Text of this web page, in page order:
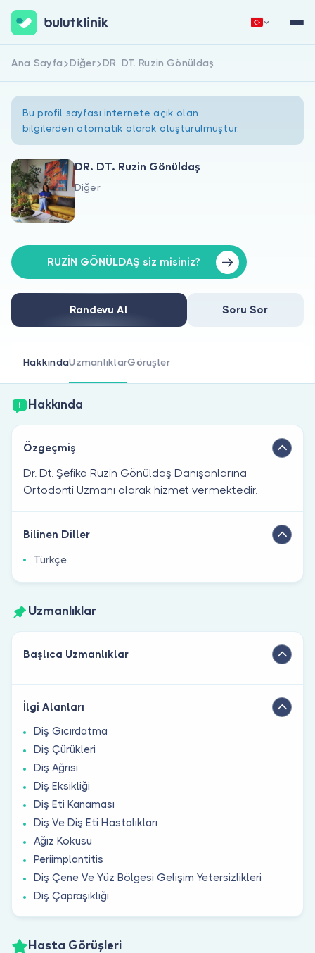
Hakkımızda
Doktorlar için
Doktor musunuz?
Hemen Kaydol Giriş Yap
Ana Sayfa Diğer DR. DT. Ruzin Gönüldaş
Bu profil sayfası internete açık olan
bilgilerden otomatik olarak oluşturulmuştur.
DR. DT. Ruzin Gönüldaş
Diğer
RUZİN GÖNÜLDAŞ siz misiniz?
Randevu Al Soru Sor
HakkındaUzmanlıklarGörüşler
Hakkında
Özgeçmiş
Dr. Dt. Şefika Ruzin Gönüldaş Danışanlarına
Ortodonti Uzmanı olarak hizmet vermektedir.
Bilinen Diller
Türkçe
Uzmanlıklar
Başlıca Uzmanlıklar
İlgi Alanları
Diş Gıcırdatma
Diş Çürükleri
Diş Ağrısı
Diş Eksikliği
Diş Eti Kanaması
Diş Ve Diş Eti Hastalıkları
Ağız Kokusu
Periimplantitis
Diş Çene Ve Yüz Bölgesi Gelişim Yetersizlikleri
Diş Çapraşıklığı
Hasta Görüşleri